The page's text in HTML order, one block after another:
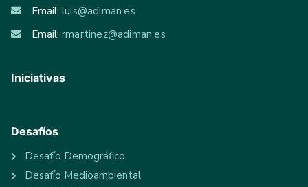
Email: luis@adiman.es
Email: rmartinez@adiman.es
Iniciativas
Desafíos
Desafío Demográfico
Desafío Medioambiental